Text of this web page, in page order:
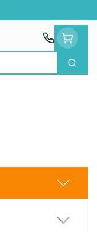
Zoek